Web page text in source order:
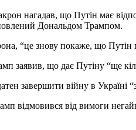
нагадав, що Путін має
Дональдом Трампом.
“це знову покаже, що Путін
заявив, що дає Путіну “ще
завершити війну в Україні
відмовився від вимоги